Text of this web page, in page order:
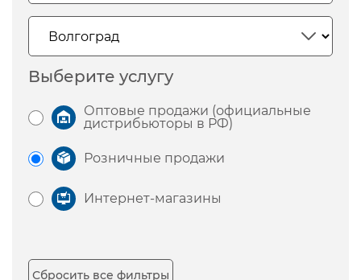
Выберите услугу
Оптовые продажи (официальные
дистрибьюторы в РФ)
Розничные продажи
Интернет-магазины
Сбросить все фильтры